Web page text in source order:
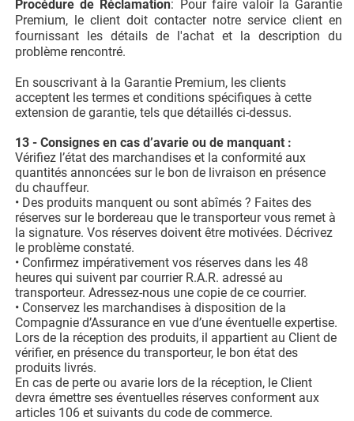
Procédure de Réclamation: Pour faire valoir la Garantie
Premium, le client doit contacter notre service client en
fournissant les détails de l'achat et la description du
problème rencontré.
En souscrivant à la Garantie Premium, les clients
acceptent les termes et conditions spécifiques à cette
extension de garantie, tels que détaillés ci-dessus.
13 - Consignes en cas d’avarie ou de manquant :
Vérifiez l’état des marchandises et la conformité aux
quantités annoncées sur le bon de livraison en présence
du chauffeur.
• Des produits manquent ou sont abîmés ? Faites des
réserves sur le bordereau que le transporteur vous remet à
la signature. Vos réserves doivent être motivées. Décrivez
le problème constaté.
• Confirmez impérativement vos réserves dans les 48
heures qui suivent par courrier R.A.R. adressé au
transporteur. Adressez-nous une copie de ce courrier.
• Conservez les marchandises à disposition de la
Compagnie d’Assurance en vue d’une éventuelle expertise.
Lors de la réception des produits, il appartient au Client de
vérifier, en présence du transporteur, le bon état des
produits livrés.
En cas de perte ou avarie lors de la réception, le Client
devra émettre ses éventuelles réserves conforment aux
articles 106 et suivants du code de commerce.